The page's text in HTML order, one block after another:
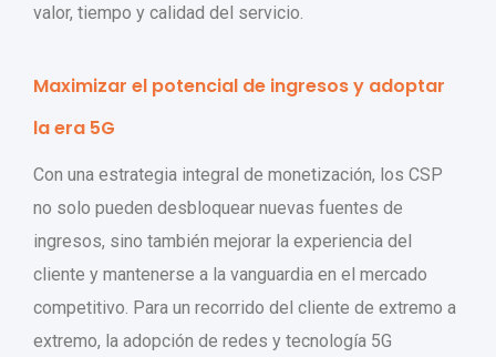
valor, tiempo y calidad del servicio.
Maximizar el potencial de ingresos y adoptar
la era 5G
Con una estrategia integral de monetización, los CSP
no solo pueden desbloquear nuevas fuentes de
ingresos, sino también mejorar la experiencia del
cliente y mantenerse a la vanguardia en el mercado
competitivo. Para un recorrido del cliente de extremo a
extremo, la adopción de redes y tecnología 5G